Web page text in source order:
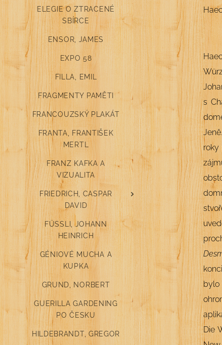
ELEGIE O ZTRACENÉ
SBÍRCE
ENSOR, JAMES
EXPO 58
FILLA, EMIL
FRAGMENTY PAMĚTI
FRANCOUZSKÝ PLAKÁT
FRANTA, FRANTIŠEK
MERTL
FRANZ KAFKA A
VIZUALITA
FRIEDRICH, CASPAR
DAVID
FÜSSLI, JOHANN
HEINRICH
GÉNIOVÉ MUCHA A
KUPKA
GRUND, NORBERT
GUERILLA GARDENING
PO ČESKU
HILDEBRANDT, GREGOR
W
s
roky
bylo
Die